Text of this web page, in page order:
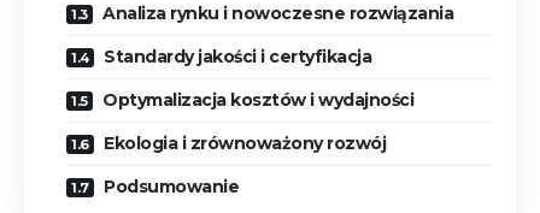
Analiza rynku i nowoczesne rozwiązania
Standardy jakości i certyfikacja
Optymalizacja kosztów i wydajności
Ekologia i zrównoważony rozwój
Podsumowanie